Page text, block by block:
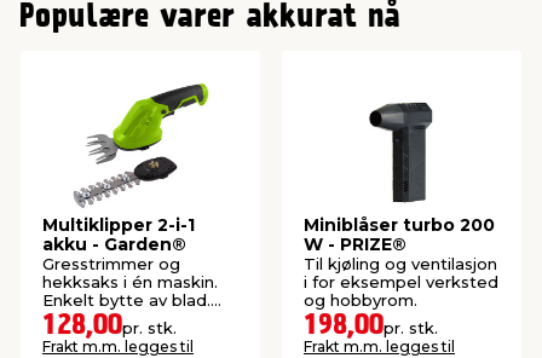
Populære varer akkurat nå
Multiklipper 2-i-1
akku - Garden®
Gresstrimmer og
hekksaks i én maskin.
Enkelt bytte av blad.
Inkludert batteri og
lader.
128,00pr. stk.
Frakt m.m. legges til
Miniblåser turbo 200
W - PRIZE®
Til kjøling og ventilasjon
i for eksempel verksted
og hobbyrom.
198,00pr. stk.
Frakt m.m. legges til